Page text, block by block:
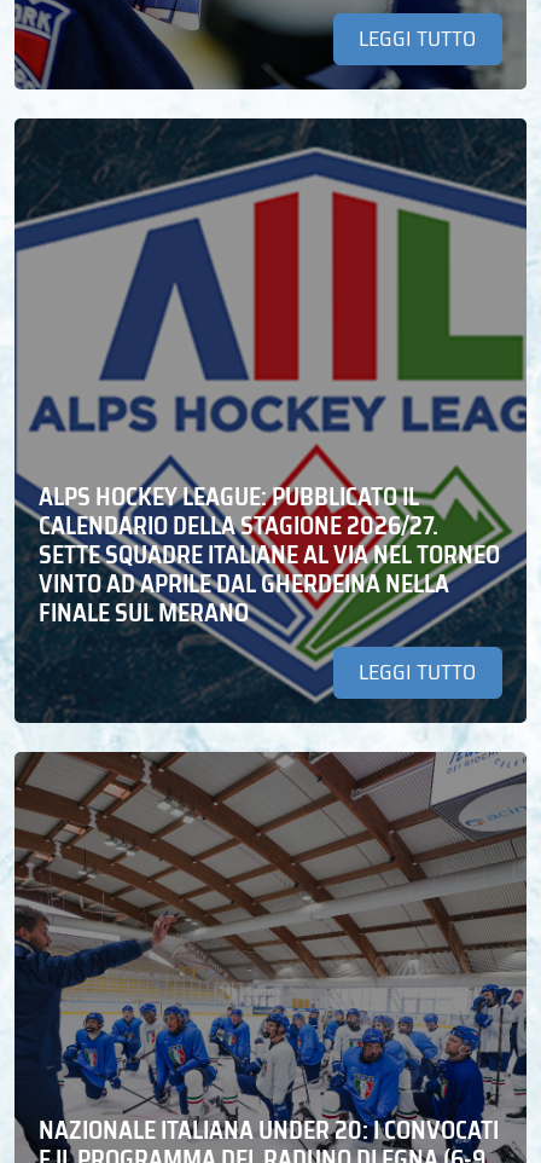
LEGGI TUTTO
ALPS HOCKEY LEAGUE: PUBBLICATO IL
CALENDARIO DELLA STAGIONE 2026/27.
SETTE SQUADRE ITALIANE AL VIA NEL TORNEO
VINTO AD APRILE DAL GHERDEINA NELLA
FINALE SUL MERANO
LEGGI TUTTO
NAZIONALE ITALIANA UNDER 20: I CONVOCATI